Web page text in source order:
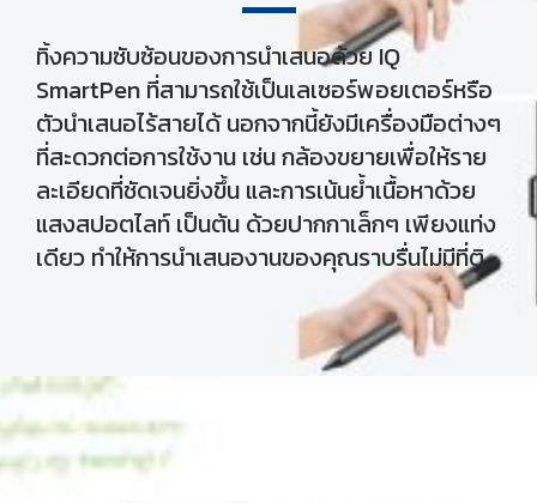
ทิ้งความซับซ้อนของการนำเสนอด้วย IQ
SmartPen ที่สามารถใช้เป็นเลเซอร์พอยเตอร์หรือ
ตัวนำเสนอไร้สายได้ นอกจากนี้ยังมีเครื่องมือต่างๆ
ที่สะดวกต่อการใช้งาน เช่น กล้องขยายเพื่อให้ราย
ละเอียดที่ชัดเจนยิ่งขึ้น และการเน้นย้ำเนื้อหาด้วย
แสงสปอตไลท์ เป็นต้น ด้วยปากกาเล็กๆ เพียงแท่ง
เดียว ทำให้การนำเสนองานของคุณราบรื่นไม่มีที่ติ